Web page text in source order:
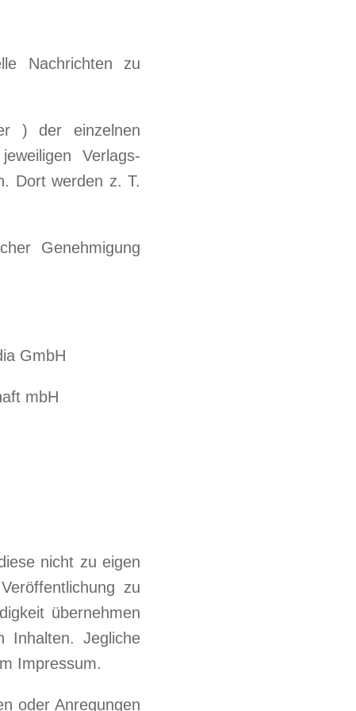
Nachrichten zu
) der einzelnen
Verlags-
Dort werden z. T.
Genehmigung
GmbH
mbH
nicht zu eigen
zu
übernehmen
Inhalten. Jegliche
Impressum.
oder Anregungen